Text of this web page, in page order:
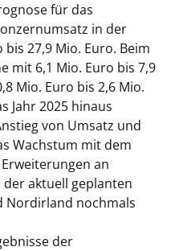
für das
in der
27,9 Mio. Euro. Beim
mit 6,1 Mio. Euro bis 7,9
Mio. Euro bis 2,6 Mio.
Jahr 2025 hinaus
von Umsatz und
Wachstum mit dem
an
aktuell geplanten
Nordirland nochmals
der